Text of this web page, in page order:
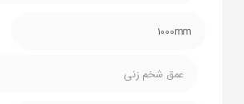
1000mm
عمق شخم زنی